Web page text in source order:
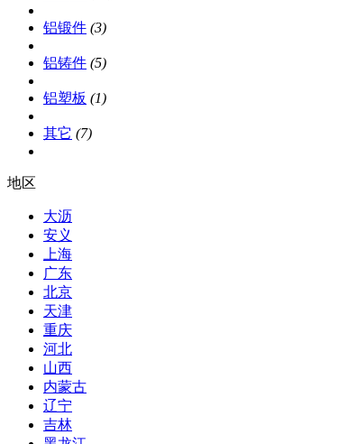
铝锻件 (3)
铝铸件 (5)
铝塑板 (1)
其它 (7)
地区
大沥
安义
上海
广东
北京
天津
重庆
河北
山西
内蒙古
辽宁
吉林